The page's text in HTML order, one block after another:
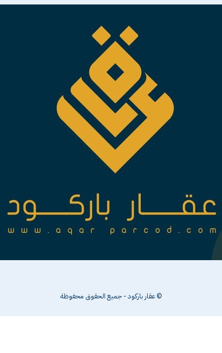
© عقار باركود - جميع الحقوق محفوظة